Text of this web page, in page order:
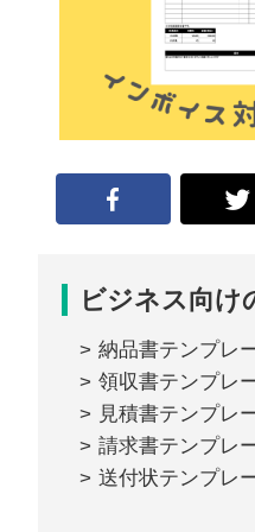
ビジネス向け
納品書テンプレ
領収書テンプレ
見積書テンプレ
請求書テンプレ
送付状テンプレ